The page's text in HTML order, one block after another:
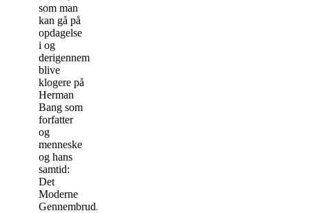
som man
kan gå på
opdagelse
i og
derigennem
blive
klogere på
Herman
Bang som
forfatter
og
menneske
og hans
samtid:
Det
Moderne
Gennembrud.